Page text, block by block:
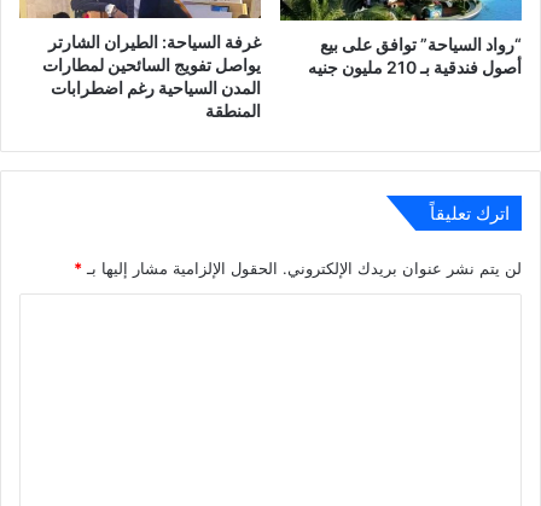
“رواد السياحة” توافق على بيع
أصول فندقية بـ 210 مليون جنيه
غرفة السياحة: الطيران الشارتر
يواصل تفويج السائحين لمطارات
المدن السياحية رغم اضطرابات
المنطقة
اترك تعليقاً
لن يتم نشر عنوان بريدك الإلكتروني. الحقول الإلزامية مشار إليها بـ *